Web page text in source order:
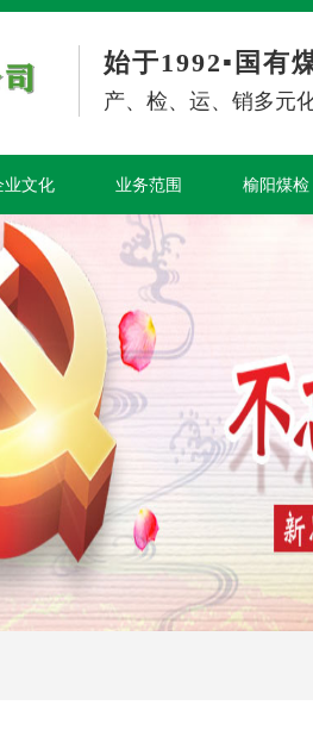
始于1992▪国有
产、检、运、销多元
业文化 业务范围 榆阳煤检